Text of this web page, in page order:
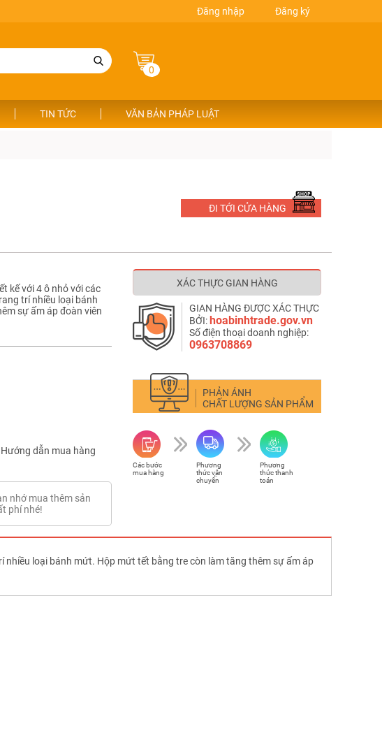
Đăng nhập Đăng ký
0
TIN TỨC VĂN BẢN PHÁP LUẬT
ĐI TỚI CỬA HÀNG
kế với 4 ô nhỏ với các
trí nhiều loại bánh
sự ấm áp đoàn viên
Hướng dẫn mua hàng
nhớ mua thêm sản
phí nhé!
XÁC THỰC GIAN HÀNG
GIAN HÀNG ĐƯỢC XÁC THỰC
BỞI:hoabinhtrade.gov.vn
Số điện thoại doanh nghiệp:
0963708869
PHẢN ÁNH
CHẤT LƯỢNG SẢN PHẨM
Các bước
mua hàng
Phương
thức vận
chuyển
Phương
thức thanh
toán
loại bánh mứt. Hộp mứt tết bằng tre còn làm tăng thêm sự ấm áp